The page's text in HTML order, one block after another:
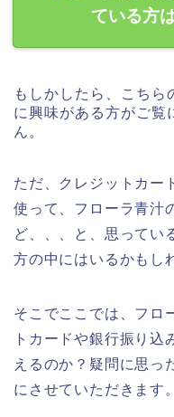
ている方
もしかしたら、こちら
に興味がある方がご覧
ん。
ただ、クレジットカー
使って、フローラ青汁
ど、、、と、思ってい
方の中にはいるかもし
そこでここでは、フロ
トカードや銀行振り込
えるのか？疑問に思っ
にさせていただきます。